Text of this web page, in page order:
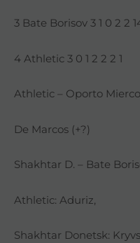
3 Bate Borisov 3 1 0 2 2
4 Athletic 3 0 1 2 2 2 1
Athletic – Oporto
De Marcos (+?)
Shakhtar D. – Bate
Athletic: Aduriz,
Shakhtar Donetsk: